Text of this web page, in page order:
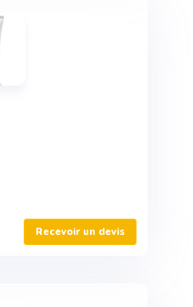
Recevoir un devis